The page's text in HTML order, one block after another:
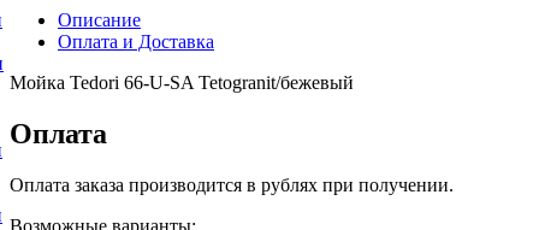
Описание
Оплата и Доставка
Мойка Tedori 66-U-SA Tetogranit/бежевый
Оплата
Оплата заказа производится в рублях при получении.
Возможные варианты: